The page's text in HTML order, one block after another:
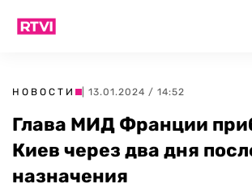
НОВОСТИ | 13.01.2024 / 14:52
Глава МИД Франции
Киев через два дня
назначения